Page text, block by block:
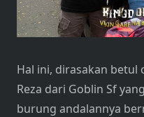
Hal ini, dirasakan betul
Reza dari Goblin Sf
burung andalannya